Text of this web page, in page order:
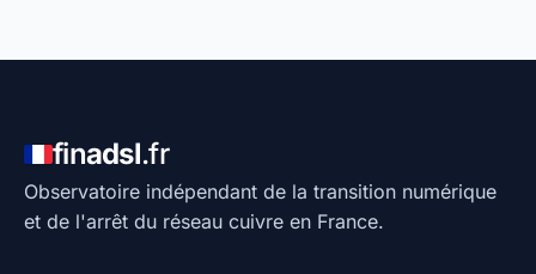
finadsl.fr
Observatoire indépendant de la transition numérique
et de l'arrêt du réseau cuivre en France.